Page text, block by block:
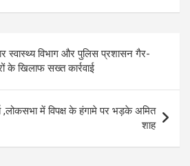
स्वास्थ्य विभाग और पुलिस प्रशासन गैर-
के खिलाफ सख्त कार्रवाई
,लोकसभा में विपक्ष के हंगामे पर भड़के अमित
शाह